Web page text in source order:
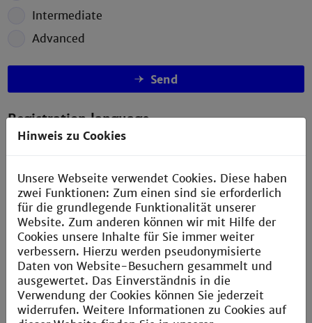
Intermediate
Advanced
Send
Registration language
E-mail address
Send
Hinweis zu Cookies
Unsere Webseite verwendet Cookies. Diese haben
zwei Funktionen: Zum einen sind sie erforderlich
für die grundlegende Funktionalität unserer
Website. Zum anderen können wir mit Hilfe der
Cookies unsere Inhalte für Sie immer weiter
verbessern. Hierzu werden pseudonymisierte
Daten von Website-Besuchern gesammelt und
ausgewertet. Das Einverständnis in die
Verwendung der Cookies können Sie jederzeit
widerrufen. Weitere Informationen zu Cookies auf